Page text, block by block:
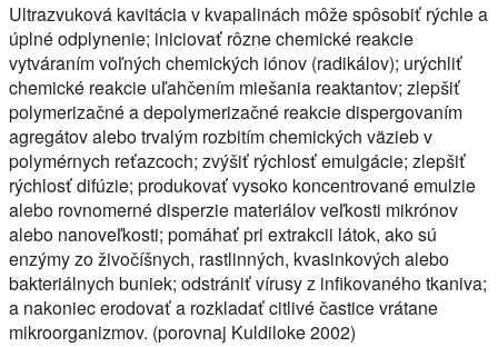
Ultrazvuková kavitácia v kvapalinách môže spôsobiť rýchle a
úplné odplynenie; iniciovať rôzne chemické reakcie
vytváraním voľných chemických iónov (radikálov); urýchliť
chemické reakcie uľahčením miešania reaktantov; zlepšiť
polymerizačné a depolymerizačné reakcie dispergovaním
agregátov alebo trvalým rozbitím chemických väzieb v
polymérnych reťazcoch; zvýšiť rýchlosť emulgácie; zlepšiť
rýchlosť difúzie; produkovať vysoko koncentrované emulzie
alebo rovnomerné disperzie materiálov veľkosti mikrónov
alebo nanoveľkosti; pomáhať pri extrakcii látok, ako sú
enzýmy zo živočíšnych, rastlinných, kvasinkových alebo
bakteriálnych buniek; odstrániť vírusy z infikovaného tkaniva;
a nakoniec erodovať a rozkladať citlivé častice vrátane
mikroorganizmov. (porovnaj Kuldiloke 2002)